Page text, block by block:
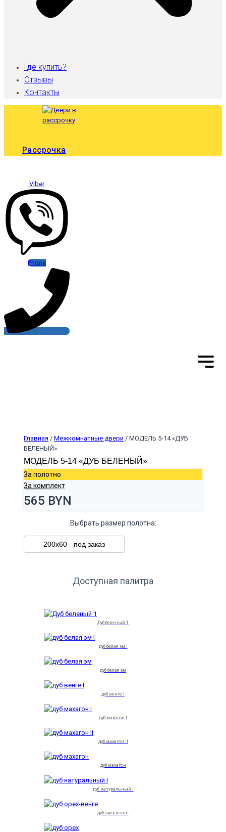
Где купить?
Отзывы
Контакты
Рассрочка
Viber
Phone
Главная / Межкомнатные двери / МОДЕЛЬ 5-14 «ДУБ
БЕЛЕНЫЙ»
МОДЕЛЬ 5-14 «ДУБ БЕЛЕНЫЙ»
За полотно
За комплект
565 BYN
Выбрать размер полотна:
200х60 - под заказ
Доступная палитра
Дуб беленый 1
дуб белая эм I
дуб белая эм
дуб венге I
дуб махагон I
дуб махагон II
дуб махагон
дуб натуральный I
дуб орех-венге